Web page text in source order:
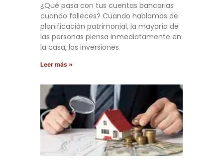
¿Qué pasa con tus cuentas bancarias
cuando falleces? Cuando hablamos de
planificación patrimonial, la mayoría de
las personas piensa inmediatamente en
la casa, las inversiones
Leer más »